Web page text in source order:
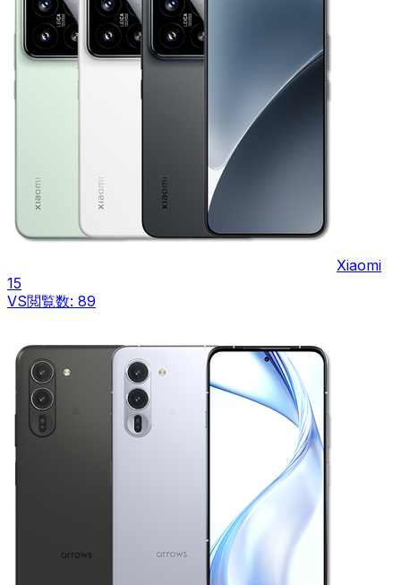
Xiaomi
15
VS閲覧数: 89